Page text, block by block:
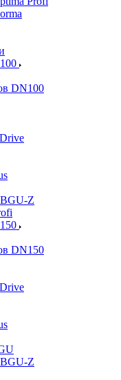
DN100
Z
DN150
Z